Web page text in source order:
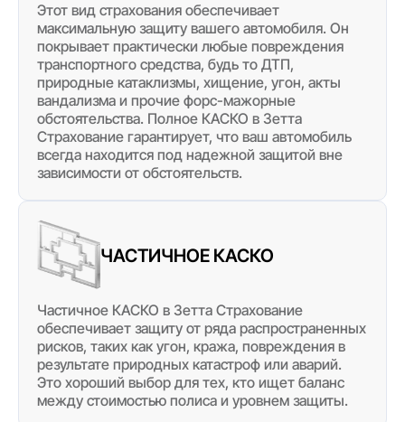
Этот вид страхования обеспечивает
максимальную защиту вашего автомобиля. Он
покрывает практически любые повреждения
транспортного средства, будь то ДТП,
природные катаклизмы, хищение, угон, акты
вандализма и прочие форс-мажорные
обстоятельства. Полное КАСКО в Зетта
Страхование гарантирует, что ваш автомобиль
всегда находится под надежной защитой вне
зависимости от обстоятельств.
ЧАСТИЧНОЕ КАСКО
Частичное КАСКО в Зетта Страхование
обеспечивает защиту от ряда распространенных
рисков, таких как угон, кража, повреждения в
результате природных катастроф или аварий.
Это хороший выбор для тех, кто ищет баланс
между стоимостью полиса и уровнем защиты.